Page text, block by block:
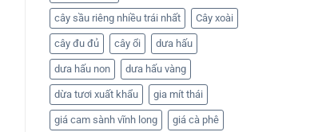
cây sầu riêng nhiều trái nhất Cây xoài
cây đu đủ cây ổi dưa hấu
dưa hấu non dưa hấu vàng
dừa tươi xuất khẩu gia mít thái
giá cam sành vĩnh long giá cà phê